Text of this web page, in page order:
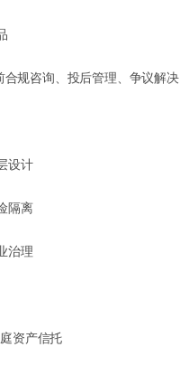
合规咨询、投后管理、争议解决
设计
隔离
治理
资产信托